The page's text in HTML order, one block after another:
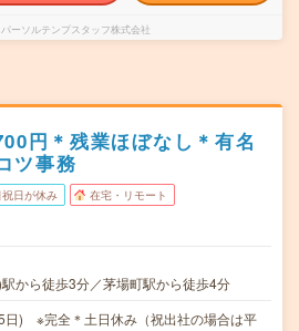
パーソルテンプスタッフ株式会社
円＊残業ほぼなし＊有名
ツ事務
祝日が休み 在宅・リモート
から徒歩3分／茅場町駅から徒歩4分
日) ※完全＊土日休み（祝出社の場合は平